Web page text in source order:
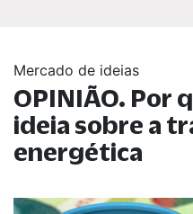
Mercado de ideias
OPINIÃO. Por
ideia sobre a
energética